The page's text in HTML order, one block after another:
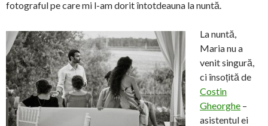
fotograful pe care mi l-am dorit întotdeauna la nuntă.
La nuntă,
Maria nu a
venit singură,
ci însoțită de
Costin
Gheorghe –
asistentul ei